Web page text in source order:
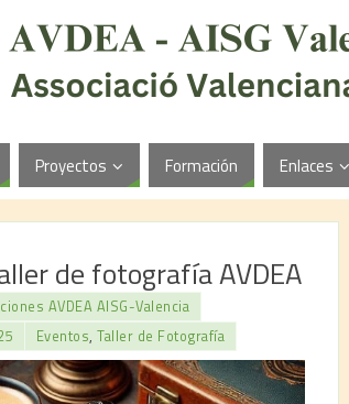
Proyectos Formación Enlaces
de fotografía AVDEA
AVDEA AISG-Valencia
Eventos, Taller de Fotografía